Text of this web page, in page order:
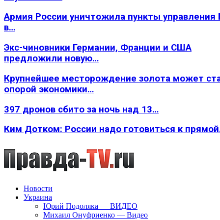
Армия России уничтожила пункты
в…
Экс-чиновники Германии, Франции и США
предложили новую…
Крупнейшее месторождение золота может
опорой экономики…
397 дронов сбито за ночь над 13…
Ким Дотком: России надо готовиться к
Новости
Украина
Юрий Подоляка — ВИДЕО
Михаил Онуфриенко — Видео